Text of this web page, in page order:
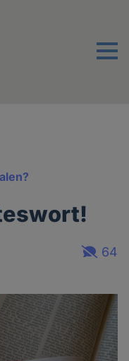
Menu
64